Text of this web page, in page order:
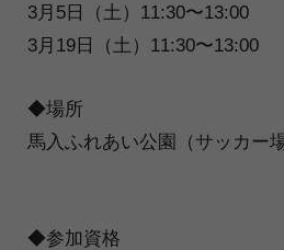
3月5日（土）11:30〜13:00
3月19日（土）11:30〜13:00
◆場所
馬入ふれあい公園（サッカー
◆参加資格